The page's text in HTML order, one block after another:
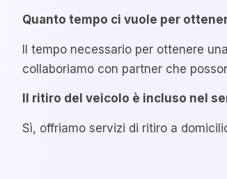
Quanto tempo ci vuole per
Il tempo necessario per ottenere
collaboriamo con partner che
Il ritiro del veicolo è incluso nel
Sì, offriamo servizi di ritiro a